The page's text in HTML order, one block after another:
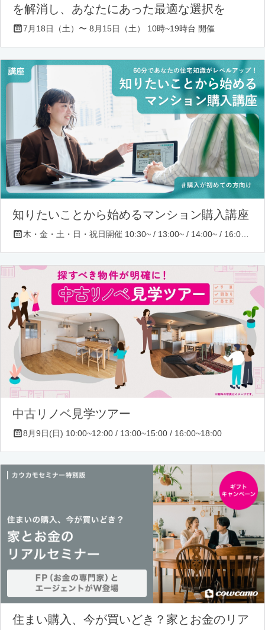
を解消し、あなたにあった最適な選択を
7月18日（土）〜 8月15日（土） 10時~19時台 開催
知りたいことから始めるマンション購入講座
中古リノベ見学ツアー
8月9日(日) 10:00~12:00 / 13:00~15:00 / 16:00~18:00
住まい購入、今が買いどき？家とお金のリア